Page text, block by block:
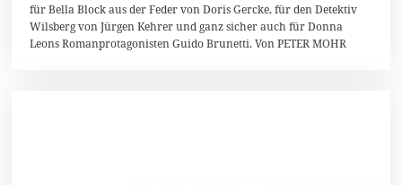
0
1
8
für Bella Block aus der Feder von Doris Gercke, für den Detektiv
Wilsberg von Jürgen Kehrer und ganz sicher auch für Donna
Leons Romanprotagonisten Guido Brunetti. Von PETER MOHR